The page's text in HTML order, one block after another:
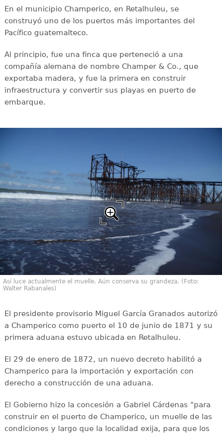
En el municipio Champerico, en Retalhuleu, se
construyó uno de los puertos más importantes del
Pacífico guatemalteco.
Al principio, fue una finca que perteneció a una
compañía alemana de nombre Champer & Co., que
exportaba madera, y fue la primera en construir
infraestructura y convertir sus playas en puerto de
embarque.
Así luce actualmente el muelle. Aún conserva su grandeza. (Foto:
Walter Rabanales)
El presidente provisorio Miguel García Granados autorizó
a Champerico como puerto el 10 de junio de 1871 y su
primera aduana estuvo ubicada en Retalhuleu.
El 29 de enero de 1872, un nuevo decreto habilitó a
Champerico para la importación y exportación con
derecho a construcción de una aduana.
El Gobierno hizo la concesión a Gabriel Cárdenas "para
construir en el puerto de Champerico, un muelle de las
condiciones y largo que la localidad exija, para que los